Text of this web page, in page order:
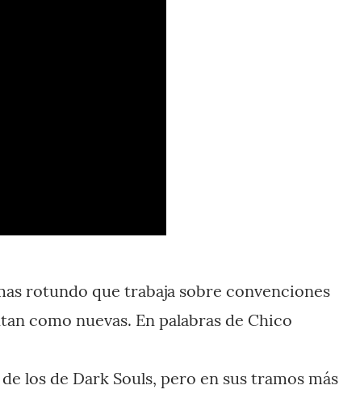
rotundo que trabaja sobre convenciones
como nuevas. En palabras de Chico
los de Dark Souls, pero en sus tramos más